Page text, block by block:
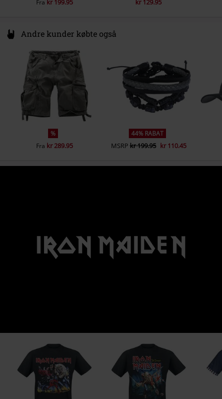
Fra kr 199.95 kr 129.95
Andre kunder købte også
%
Fra kr 289.95
44% RABAT
MSRP kr 199.95 kr 110.45